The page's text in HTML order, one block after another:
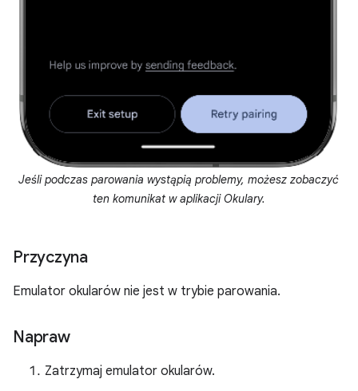
Jeśli podczas parowania wystąpią problemy, możesz zobaczyć
ten komunikat w aplikacji Okulary.
Przyczyna
Emulator okularów nie jest w trybie parowania.
Napraw
Zatrzymaj emulator okularów.